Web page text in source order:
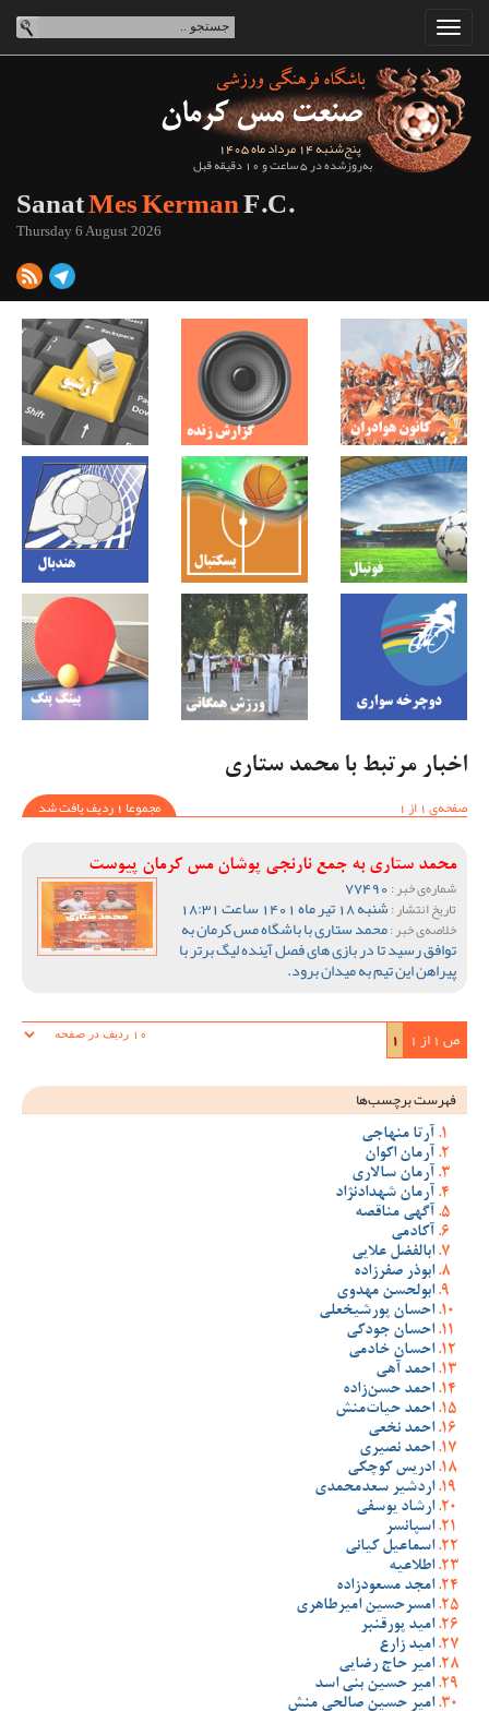
پنج‌شنبه 14 مرداد ماه 1405
به‌روزشده در 5 ساعت و 10 دقیقه قبل
SanatMes KermanF.C.
Thursday 6 August 2026
اخبار مرتبط با محمد ستاری
صفحه‌ی 1 از 1
مجموعا 1 ردیف یافت شد
محمد ستاری به جمع نارنجی پوشان مس کرمان پیوست
شماره‌ی خبر :
تاریخ انتشار :شنبه 18 تیر ماه 1401 ساعت 18:31
خلاصه‌ی خبر :محمد ستاری با باشگاه مس کرمان به
توافق رسید تا در بازی های فصل آینده لیگ برتر با
پیراهن این تیم به میدان برود.
ص 1 از 1 1
فهرست برچسب‌ها
آرتا منهاجی
آرمان اکوان
آرمان سالاری
آرمان شهدادنژاد
آگهی مناقصه
آکادمی
ابالفضل علایی
ابوذر صفرزاده
ابولحسن مهدوی
احسان پورشیخعلی
احسان جودکی
احسان خادمی
احمد آهی
احمد حسن‌زاده
احمد حیات‌منش
احمد نخعی
احمد نصیری
ادریس کوچکی
اردشیر سعدمحمدی
ارشاد یوسفی
اسپانسر
اسماعیل کیانی
اطلاعیه
امجد مسعودزاده
امسرحسین امیرطاهری
امید پورقنبر
امید زارع
امیر حاج رضایی
امیر حسین بنی اسد
امیر حسین صالحی منش